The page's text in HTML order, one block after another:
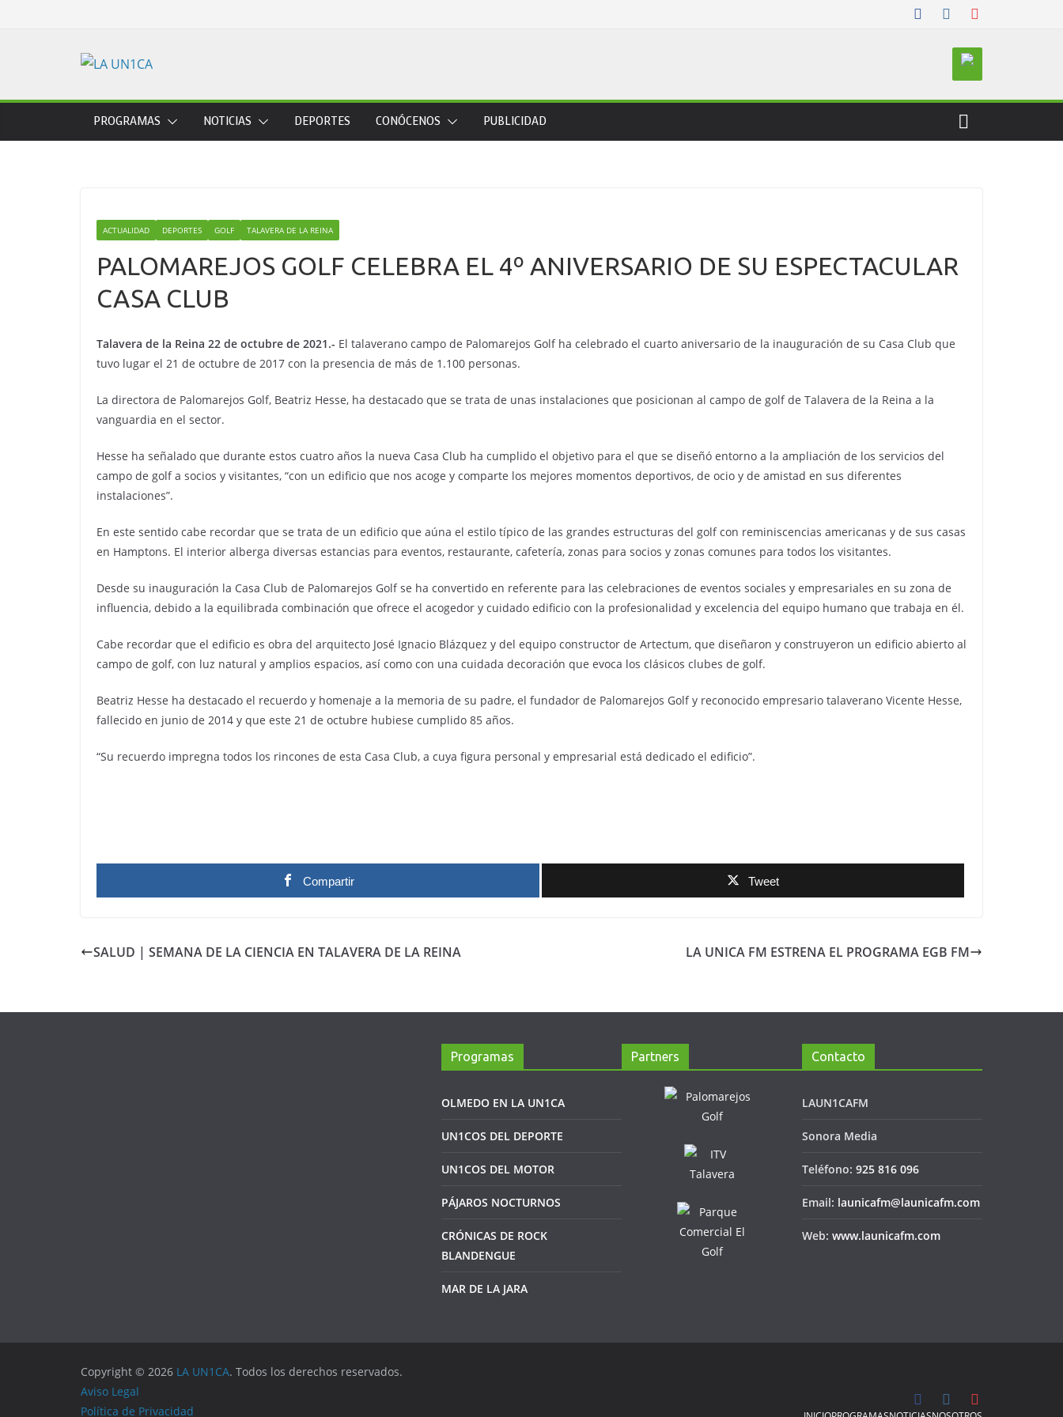
PROGRAMAS NOTICIAS DEPORTES CONÓCENOS PUBLICIDAD
ACTUALIDAD DEPORTES GOLF TALAVERA DE LA REINA
PALOMAREJOS GOLF CELEBRA EL 4º ANIVERSARIO DE SU ESPECTACULAR
CASA CLUB
Talavera de la Reina 22 de octubre de 2021.- El talaverano campo de Palomarejos Golf ha celebrado el cuarto aniversario de la inauguración de su Casa Club que
tuvo lugar el 21 de octubre de 2017 con la presencia de más de 1.100 personas.
La directora de Palomarejos Golf, Beatriz Hesse, ha destacado que se trata de unas instalaciones que posicionan al campo de golf de Talavera de la Reina a la
vanguardia en el sector.
Hesse ha señalado que durante estos cuatro años la nueva Casa Club ha cumplido el objetivo para el que se diseñó entorno a la ampliación de los servicios del
campo de golf a socios y visitantes, “con un edificio que nos acoge y comparte los mejores momentos deportivos, de ocio y de amistad en sus diferentes
instalaciones”.
En este sentido cabe recordar que se trata de un edificio que aúna el estilo típico de las grandes estructuras del golf con reminiscencias americanas y de sus casas
en Hamptons. El interior alberga diversas estancias para eventos, restaurante, cafetería, zonas para socios y zonas comunes para todos los visitantes.
Desde su inauguración la Casa Club de Palomarejos Golf se ha convertido en referente para las celebraciones de eventos sociales y empresariales en su zona de
influencia, debido a la equilibrada combinación que ofrece el acogedor y cuidado edificio con la profesionalidad y excelencia del equipo humano que trabaja en él.
Cabe recordar que el edificio es obra del arquitecto José Ignacio Blázquez y del equipo constructor de Artectum, que diseñaron y construyeron un edificio abierto al
campo de golf, con luz natural y amplios espacios, así como con una cuidada decoración que evoca los clásicos clubes de golf.
Beatriz Hesse ha destacado el recuerdo y homenaje a la memoria de su padre, el fundador de Palomarejos Golf y reconocido empresario talaverano Vicente Hesse,
fallecido en junio de 2014 y que este 21 de octubre hubiese cumplido 85 años.
“Su recuerdo impregna todos los rincones de esta Casa Club, a cuya figura personal y empresarial está dedicado el edificio”.
Compartir Tweet
SALUD | SEMANA DE LA CIENCIA EN TALAVERA DE LA REINA LA UNICA FM ESTRENA EL PROGRAMA EGB FM
Programas
OLMEDO EN LA UN1CA
UN1COS DEL DEPORTE
UN1COS DEL MOTOR
PÁJAROS NOCTURNOS
CRÓNICAS DE ROCK
BLANDENGUE
MAR DE LA JARA
Partners Contacto
LAUN1CAFM
Sonora Media
Teléfono: 925 816 096
Email: launicafm@launicafm.com
Web: www.launicafm.com
Copyright © 2026 LA UN1CA. Todos los derechos reservados.
Aviso Legal
Política de Privacidad